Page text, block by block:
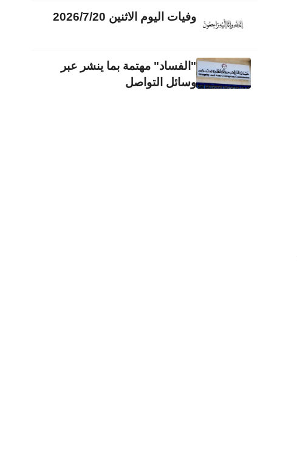
وفيات اليوم الاثنين 2026/7/20
"الفساد" مهتمة بما ينشر عبر
وسائل التواصل